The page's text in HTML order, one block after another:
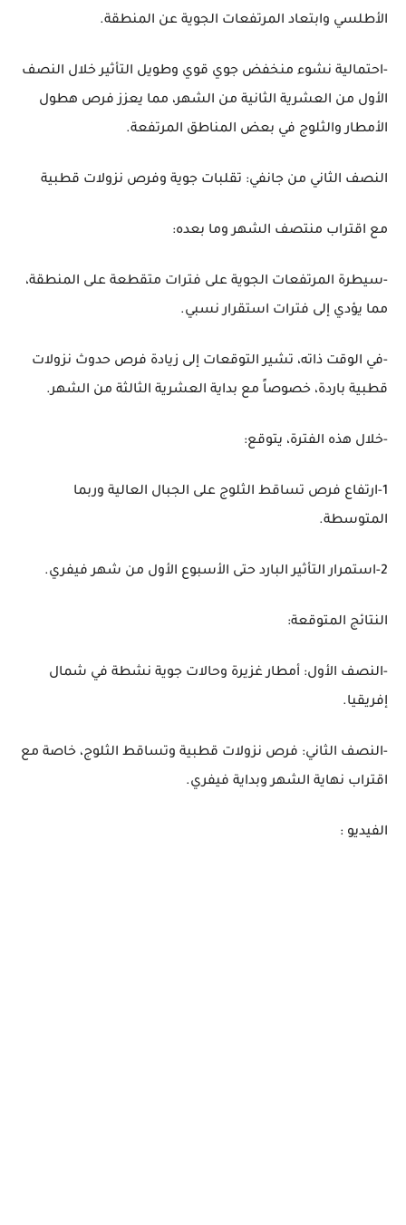
الأطلسي وابتعاد المرتفعات الجوية عن المنطقة.
-احتمالية نشوء منخفض جوي قوي وطويل التأثير خلال النصف
الأول من العشرية الثانية من الشهر، مما يعزز فرص هطول
الأمطار والثلوج في بعض المناطق المرتفعة.
النصف الثاني من جانفي: تقلبات جوية وفرص نزولات قطبية
مع اقتراب منتصف الشهر وما بعده:
-سيطرة المرتفعات الجوية على فترات متقطعة على المنطقة،
مما يؤدي إلى فترات استقرار نسبي.
-في الوقت ذاته، تشير التوقعات إلى زيادة فرص حدوث نزولات
قطبية باردة، خصوصاً مع بداية العشرية الثالثة من الشهر.
-خلال هذه الفترة، يتوقع:
1-ارتفاع فرص تساقط الثلوج على الجبال العالية وربما
المتوسطة.
2-استمرار التأثير البارد حتى الأسبوع الأول من شهر فيفري.
النتائج المتوقعة:
-النصف الأول: أمطار غزيرة وحالات جوية نشطة في شمال
إفريقيا.
-النصف الثاني: فرص نزولات قطبية وتساقط الثلوج، خاصة مع
اقتراب نهاية الشهر وبداية فيفري.
الفيديو :